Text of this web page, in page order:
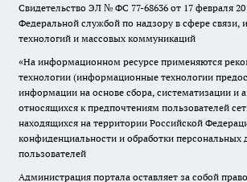
Свидетельство ЭЛ № ФС 77-68636 от 17 февраля
Федеральной службой по надзору в сфере
технологий и массовых коммуникаций
«На информационном ресурсе применяются
технологии (информационные технологии
информации на основе сбора, систематизации и
относящихся к предпочтениям пользователей
находящихся на территории Российской
конфиденциальности и обработки персональных
пользователей
Администрация портала оставляет за собой